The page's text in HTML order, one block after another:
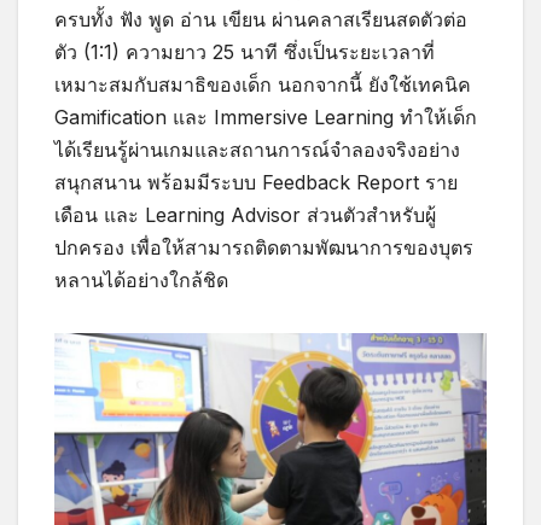
ครบทั้ง ฟัง พูด อ่าน เขียน ผ่านคลาสเรียนสดตัวต่อ
ตัว (1:1) ความยาว 25 นาที ซึ่งเป็นระยะเวลาที่
เหมาะสมกับสมาธิของเด็ก นอกจากนี้ ยังใช้เทคนิค
Gamification และ Immersive Learning ทำให้เด็ก
ได้เรียนรู้ผ่านเกมและสถานการณ์จำลองจริงอย่าง
สนุกสนาน พร้อมมีระบบ Feedback Report ราย
เดือน และ Learning Advisor ส่วนตัวสำหรับผู้
ปกครอง เพื่อให้สามารถติดตามพัฒนาการของบุตร
หลานได้อย่างใกล้ชิด